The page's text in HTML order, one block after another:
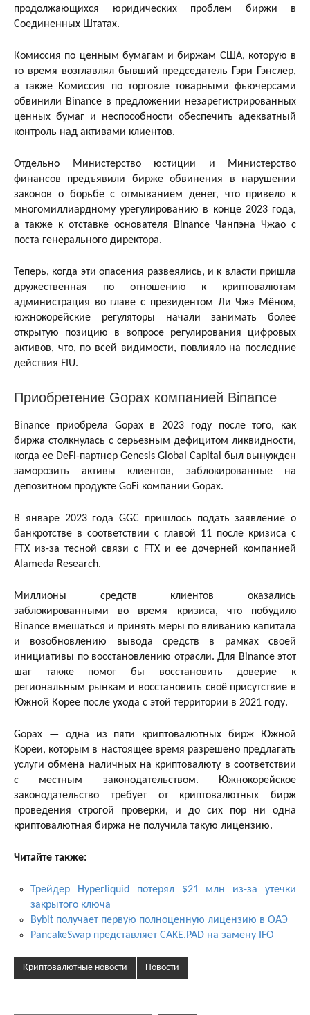
продолжающихся юридических проблем биржи в
Соединенных Штатах.
Комиссия по ценным бумагам и биржам США, которую в
то время возглавлял бывший председатель Гэри Гэнслер,
а также Комиссия по торговле товарными фьючерсами
обвинили Binance в предложении незарегистрированных
ценных бумаг и неспособности обеспечить адекватный
контроль над активами клиентов.
Отдельно Министерство юстиции и Министерство
финансов предъявили бирже обвинения в нарушении
законов о борьбе с отмыванием денег, что привело к
многомиллиардному урегулированию в конце 2023 года,
а также к отставке основателя Binance Чанпэна Чжао с
поста генерального директора.
Теперь, когда эти опасения развеялись, и к власти пришла
дружественная по отношению к криптовалютам
администрация во главе с президентом Ли Чжэ Мёном,
южнокорейские регуляторы начали занимать более
открытую позицию в вопросе регулирования цифровых
активов, что, по всей видимости, повлияло на последние
действия FIU.
Приобретение Gopax компанией Binance
Binance приобрела Gopax в 2023 году после того, как
биржа столкнулась с серьезным дефицитом ликвидности,
когда ее DeFi-партнер Genesis Global Capital был вынужден
заморозить активы клиентов, заблокированные на
депозитном продукте GoFi компании Gopax.
В январе 2023 года GGC пришлось подать заявление о
банкротстве в соответствии с главой 11 после кризиса с
FTX из-за тесной связи с FTX и ее дочерней компанией
Alameda Research.
Миллионы средств клиентов оказались
заблокированными во время кризиса, что побудило
Binance вмешаться и принять меры по вливанию капитала
и возобновлению вывода средств в рамках своей
инициативы по восстановлению отрасли. Для Binance этот
шаг также помог бы восстановить доверие к
региональным рынкам и восстановить своё присутствие в
Южной Корее после ухода с этой территории в 2021 году.
Gopax — одна из пяти криптовалютных бирж Южной
Кореи, которым в настоящее время разрешено предлагать
услуги обмена наличных на криптовалюту в соответствии
с местным законодательством. Южнокорейское
законодательство требует от криптовалютных бирж
проведения строгой проверки, и до сих пор ни одна
криптовалютная биржа не получила такую ​​лицензию.
Читайте также:
Трейдер Hyperliquid потерял $21 млн из-за утечки
закрытого ключа
Bybit получает первую полноценную лицензию в ОАЭ
PancakeSwap представляет CAKE.PAD на замену IFO
Криптовалютные новости Новости